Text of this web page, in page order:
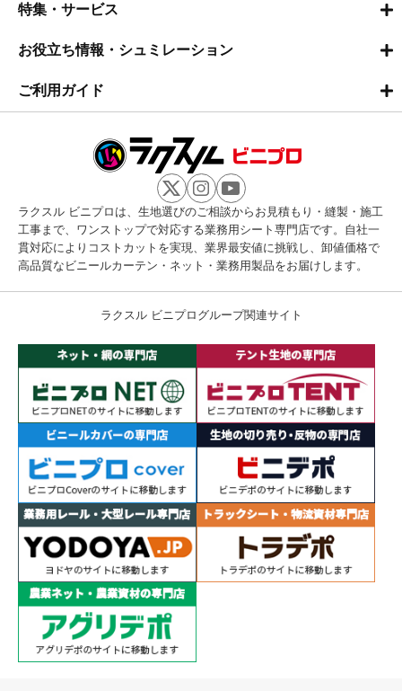
特集・サービス
お役立ち情報・シュミレーション
ご利用ガイド
ラクスル ビニプロは、生地選びのご相談からお見積もり・縫製・施工
工事まで、ワンストップで対応する業務用シート専門店です。自社一
貫対応によりコストカットを実現、業界最安値に挑戦し、卸値価格で
高品質なビニールカーテン・ネット・業務用製品をお届けします。
ラクスル ビニプログループ関連サイト